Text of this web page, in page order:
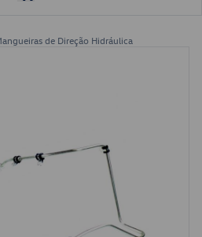
de Direção Hidráulica